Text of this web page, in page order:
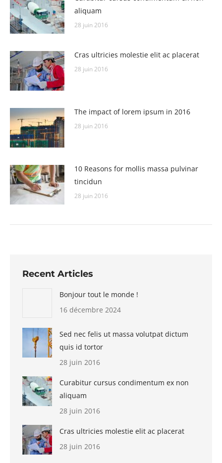
aliquam
28 juin 2016
Cras ultricies molestie elit ac placerat
28 juin 2016
The impact of lorem ipsum in 2016
28 juin 2016
10 Reasons for mollis massa pulvinar
tincidun
28 juin 2016
Recent Articles
Bonjour tout le monde !
16 décembre 2024
Sed nec felis ut massa volutpat dictum
quis id tortor
28 juin 2016
Curabitur cursus condimentum ex non
aliquam
28 juin 2016
Cras ultricies molestie elit ac placerat
28 juin 2016